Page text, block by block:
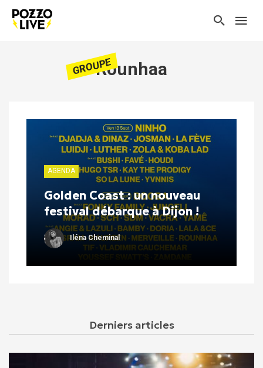
GROUPERounhaa
AGENDA
Golden Coast : un nouveau
festival débarque à Dijon !
Iléna Cheminal
Derniers articles